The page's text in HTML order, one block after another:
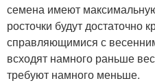
семена имеют
росточки будут достаточно
справляющимися с
всходят намного раньше
требуют намного меньше.